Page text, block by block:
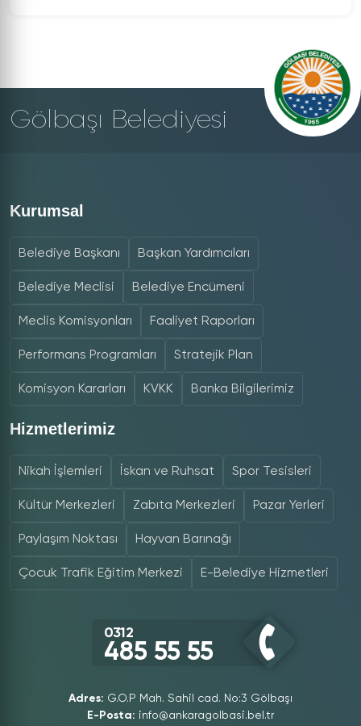
Gölbaşı Belediyesi
Kurumsal
Belediye Başkanı Başkan Yardımcıları
Belediye Meclisi Belediye Encümeni
Meclis Komisyonları Faaliyet Raporları
Performans Programları Stratejik Plan
Komisyon Kararları KVKK Banka Bilgilerimiz
Hizmetlerimiz
Nikah İşlemleri İskan ve Ruhsat Spor Tesisleri
Kültür Merkezleri Zabıta Merkezleri Pazar Yerleri
Paylaşım Noktası Hayvan Barınağı
Çocuk Trafik Eğitim Merkezi E-Belediye Hizmetleri
0312
485 55 55
Adres: G.O.P Mah. Sahil cad. No:3 Gölbaşı
E-Posta: info@ankaragolbasi.bel.tr